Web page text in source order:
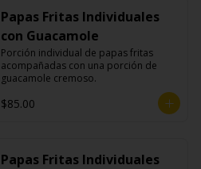
Papas Fritas Individuales
con Guacamole
Porción individual de papas fritas
acompañadas con una porción de
guacamole cremoso.
$85.00
Papas Fritas Individuales